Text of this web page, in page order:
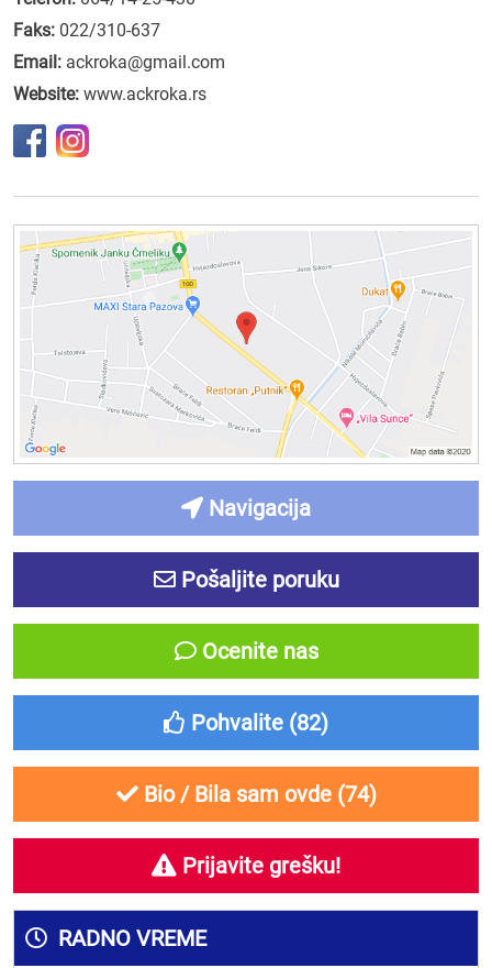
Faks: 022/310-637
Email: ackroka@gmail.com
Website: www.ackroka.rs
Navigacija
Pošaljite poruku
Ocenite nas
Pohvalite (82)
Bio / Bila sam ovde (74)
Prijavite grešku!
RADNO VREME